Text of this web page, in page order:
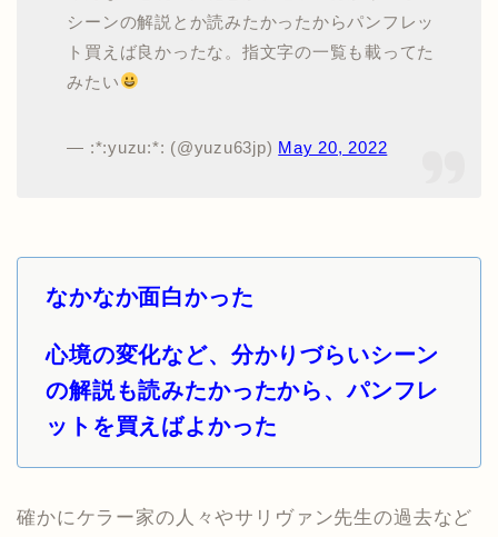
シーンの解説とか読みたかったからパンフレッ
ト買えば良かったな。指文字の一覧も載ってた
みたい
— :*:yuzu:*: (@yuzu63jp) May 20, 2022
なかなか面白かった
心境の変化など、分かりづらいシーン
の解説も読みたかったから、パンフレ
ットを買えばよかった
確かにケラー家の人々やサリヴァン先生の過去など